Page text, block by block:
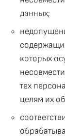
данных;
которых
тех
целям их